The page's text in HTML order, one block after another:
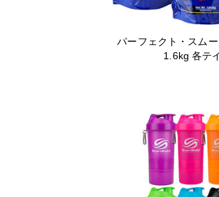
パーフェクト・スム
1.6kg 各テ